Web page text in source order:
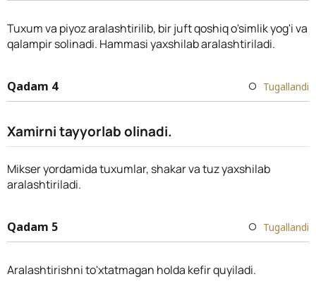
Tuxum va piyoz aralashtirilib, bir juft qoshiq o'simlik yog'i va
qalampir solinadi. Hammasi yaxshilab aralashtiriladi.
Qadam 4 Tugallandi
Xamirni tayyorlab olinadi.
Mikser yordamida tuxumlar, shakar va tuz yaxshilab
aralashtiriladi.
Qadam 5 Tugallandi
Aralashtirishni to'xtatmagan holda kefir quyiladi.